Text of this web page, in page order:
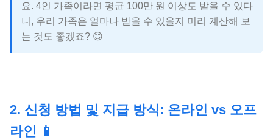
요. 4인 가족이라면 평균 100만 원 이상도 받을 수 있다
니, 우리 가족은 얼마나 받을 수 있을지 미리 계산해 보
는 것도 좋겠죠? 😊
2. 신청 방법 및 지급 방식: 온라인 vs 오프
라인 📱